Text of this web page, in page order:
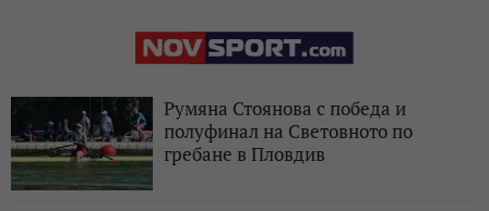
Румяна Стоянова с победа и
полуфинал на Световното по
гребане в Пловдив